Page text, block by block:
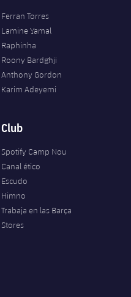
Ferran Torres
Lamine Yamal
Raphinha
Roony Bardghji
Anthony Gordon
Karim Adeyemi
Club
Spotify Camp Nou
Canal ético
Escudo
Himno
Trabaja en las Barça
Stores